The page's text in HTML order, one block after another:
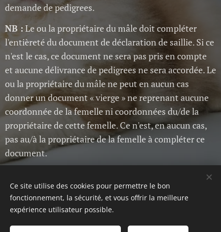
demande de pedigrees.
NB : Le ou la propriétaire du mâle doit compléter
l'entièreté du document de déclaration de saillie. Si ce
n'est le cas, ce document ne sera pas pris en compte
et aucune délivrance de pedigrees ne sera accordée. Le
ou la propriétaire du mâle ne peut en aucun cas
donner un document « vierge » ne reprenant aucune
coordonnée de la femelle ni coordonnées du/de la
propriétaire de cette femelle. Ce n'est, en aucun cas,
pas au/à la propriétaire de la femelle à compléter ce
document.
Crée et dirigé par Budak Sara (secrétaire de l'ACCB)
Ce site utilise des cookies pour permettre le bon
fonctionnement, la sécurité, et vous offrir la meilleure
expérience utilisateur possible.